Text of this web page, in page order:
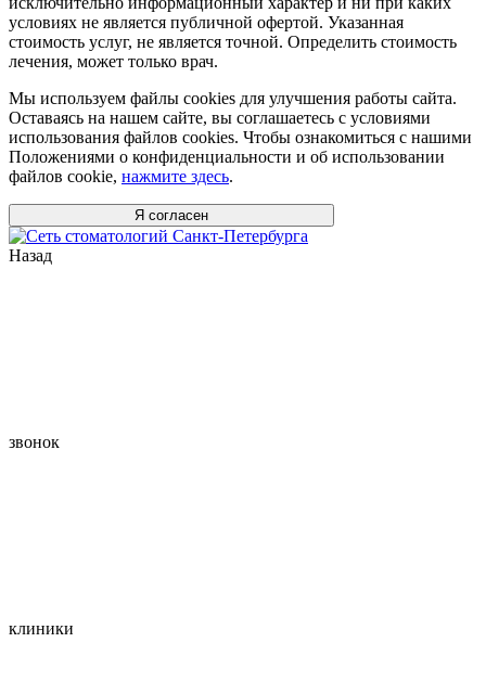
условиях не является публичной офертой. Указанная
стоимость услуг, не является точной. Определить стоимость
лечения, может только врач.
Мы используем файлы cookies для улучшения работы сайта.
Оставаясь на нашем сайте, вы соглашаетесь с условиями
использования файлов cookies. Чтобы ознакомиться с нашими
Положениями о конфиденциальности и об использовании
файлов cookie, нажмите здесь.
Я согласен
Назад
звонок
клиники